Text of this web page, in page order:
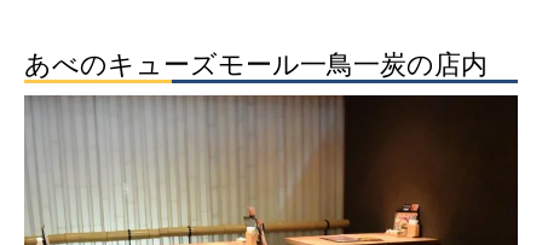
あべのキューズモール一鳥一炭の店内